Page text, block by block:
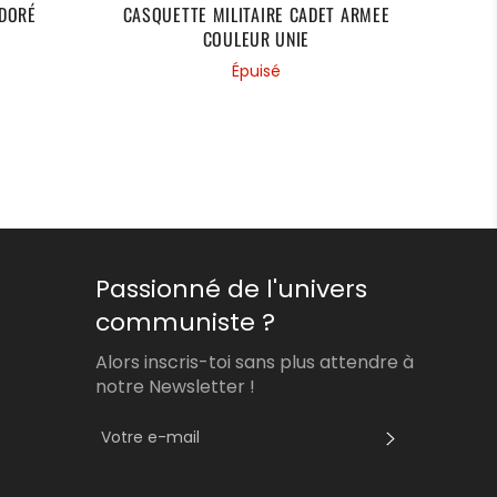
CASQUETTE MILITAIRE CADET ARMEE
COULEUR UNIE
Épuisé
Passionné de l'univers
communiste ?
Alors inscris-toi sans plus attendre à
notre Newsletter !